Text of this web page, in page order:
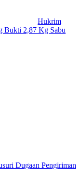
Hukrim
Bukti 2,87 Kg Sabu
Dugaan Pengiriman